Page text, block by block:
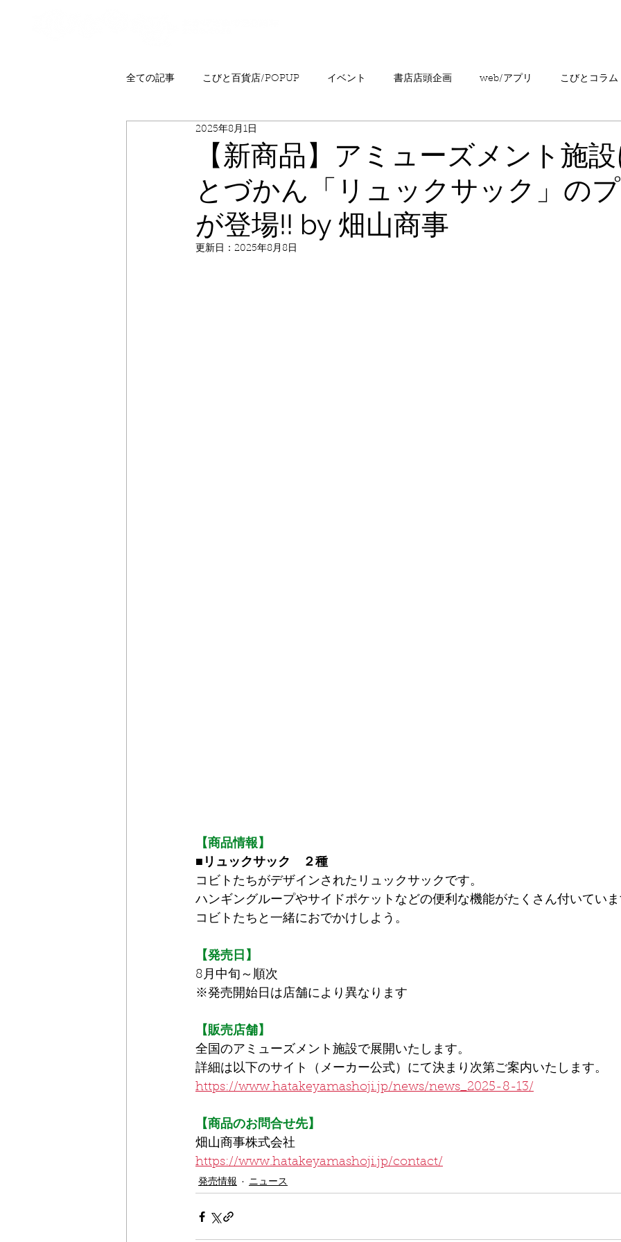
全ての記事 こびと百貨店/POPUP イベント 書店店頭企画 web/アプリ こびとコラム
プレゼント ニュース
こびとはくぶつかん FAQ こびとづかんの町つるぎ
【新商品】アミューズメント施
とづかん「リュックサック」の
が登場!! by 畑山商事
2025年8月1日
更新日： 2025年8月8日
【商品情報】
■リュックサック　２種
コビトたちがデザインされたリュックサックです。
ハンギングループやサイドポケットなどの便利な機能がたくさん付いてい
コビトたちと一緒におでかけしよう。
【発売日】
8月中旬～順次
※発売開始日は店舗により異なります
【販売店舗】
全国のアミューズメント施設で展開いたします。
詳細は以下のサイト（メーカー公式）にて 決まり次第ご案内いたします。
https://www.hatakeyamashoji.jp/news/news_2025-8-13/
【商品のお問合せ先】
畑山商事株式会社
https://www.hatakeyamashoji.jp/contact/
発売情報 ニュース